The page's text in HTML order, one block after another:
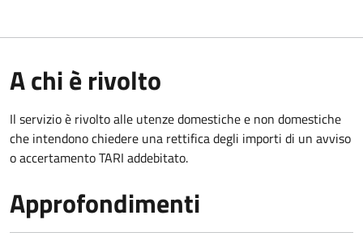
A chi è rivolto
Il servizio è rivolto alle utenze domestiche e non domestiche
che intendono chiedere una rettifica degli importi di un avviso
o accertamento TARI addebitato.
Approfondimenti